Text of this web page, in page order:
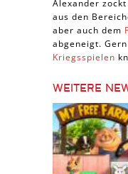
Alexander
aus den
aber auch dem
abgeneigt.
Kriegsspielen
WEITERE